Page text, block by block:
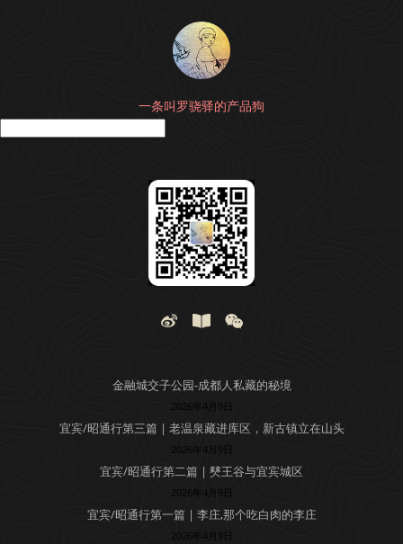
一条叫罗骁驿的产品狗
金融城交子公园-成都人私藏的秘境
2026年4月9日
宜宾/昭通行第三篇 | 老温泉藏进库区，新古镇立在山头
2026年4月9日
宜宾/昭通行第二篇 | 僰王谷与宜宾城区
2026年4月9日
宜宾/昭通行第一篇 | 李庄,那个吃白肉的李庄
2026年4月9日